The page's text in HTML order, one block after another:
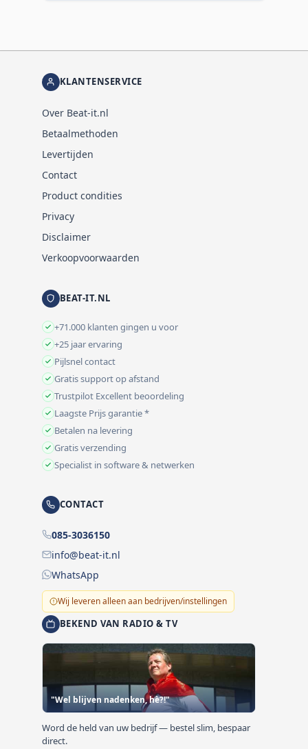
KLANTENSERVICE
Over Beat-it.nl
Betaalmethoden
Levertijden
Contact
Product condities
Privacy
Disclaimer
Verkoopvoorwaarden
BEAT-IT.NL
+71.000 klanten gingen u voor
+25 jaar ervaring
Pijlsnel contact
Gratis support op afstand
Trustpilot Excellent beoordeling
Laagste Prijs garantie *
Betalen na levering
Gratis verzending
Specialist in software & netwerken
CONTACT
085-3036150
info@beat-it.nl
WhatsApp
Wij leveren alleen aan bedrijven/instellingen
BEKEND VAN RADIO & TV
"Wel blijven nadenken, hè?!"
Word de held van uw bedrijf — bestel slim, bespaar
direct.